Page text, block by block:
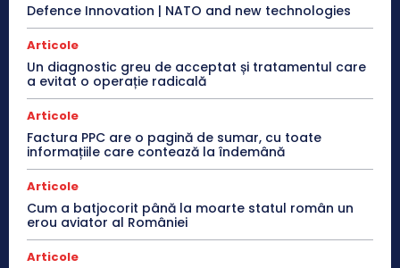
Defence Innovation | NATO and new technologies
Articole
Un diagnostic greu de acceptat și tratamentul care
a evitat o operație radicală
Articole
Factura PPC are o pagină de sumar, cu toate
informațiile care contează la îndemână
Articole
Cum a batjocorit până la moarte statul român un
erou aviator al României
Articole